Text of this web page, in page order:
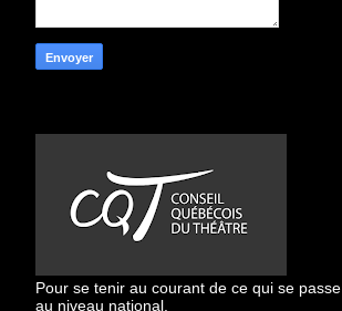
Pour se tenir au courant de ce qui se passe
au niveau national.